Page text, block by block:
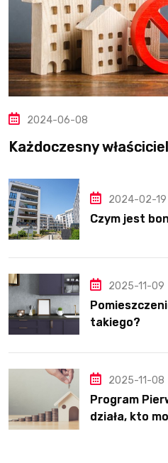
2024-06-08
Każdoczesny
2024-02-19
Czym jest
2025-11-09
takiego?
2025-11-08
Program
działa, kto